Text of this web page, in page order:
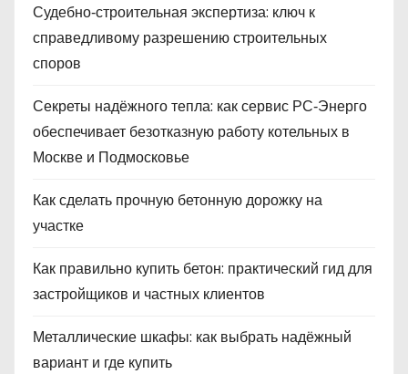
Судебно‑строительная экспертиза: ключ к
справедливому разрешению строительных
споров
Секреты надёжного тепла: как сервис РС‑Энерго
обеспечивает безотказную работу котельных в
Москве и Подмосковье
Как сделать прочную бетонную дорожку на
участке
Как правильно купить бетон: практический гид для
застройщиков и частных клиентов
Металлические шкафы: как выбрать надёжный
вариант и где купить